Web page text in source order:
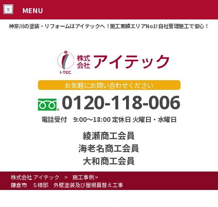
神奈川の塗装・リフォームはアイテックへ！施工実績エリアNo1! 自社管理施工で安心！
お気軽にお問い合わせください
0120-118-006
電話受付 9:00～18:00 定休日 火曜日・水曜日
綾瀬商工会員
海老名商工会員
大和商工会員
MENU
株式会社 アイテック > 施工事例>
鎌倉市 Ｓ様邸 外壁塗装及び屋根葺替え工事